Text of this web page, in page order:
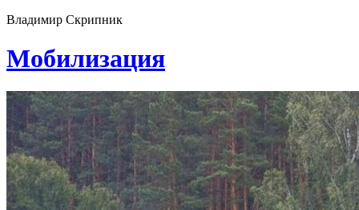
Владимир Скрипник
Мобилизация